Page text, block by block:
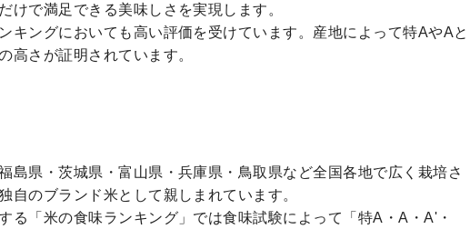
けで満足できる美味しさを実現します。
キングにおいても高い評価を受けています。産地によって特AやAと
高さが証明されています。
島県・茨城県・富山県・兵庫県・鳥取県など全国各地で広く栽培さ
自のブランド米として親しまれています。
る「米の食味ランキング」では食味試験によって「特A・A・A'・